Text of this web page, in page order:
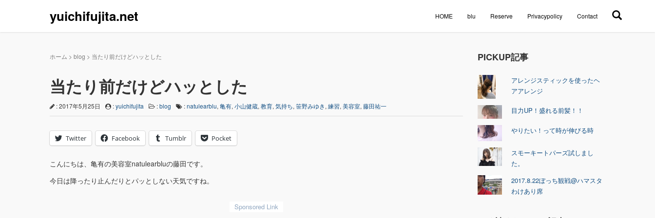
yuichifujita.net HOME blu Reserve Privacypolicy Contact
ホーム > blog > 当たり前だけどハッとした
当たり前だけどハッとした
: 2017年5月25日 :yuichifujita :blog :natulearblu, 亀有, 小山健蔵, 教育, 気持ち, 笹野みゆき, 練習, 美容室, 藤田祐一
Twitter Facebook Tumblr Pocket
こんにちは、亀有の美容室natulearbluの藤田です。
今日は降ったり止んだりとパッとしない天気ですね。
PICKUP記事
アレンジスティックを使ったヘ
アアレンジ
目力UP！盛れる前髪！！
やりたい！って時が伸びる時
スモーキートパーズ試しまし
た。
2017.8.22ぼっち観戦@ハマスタ
わけあり席